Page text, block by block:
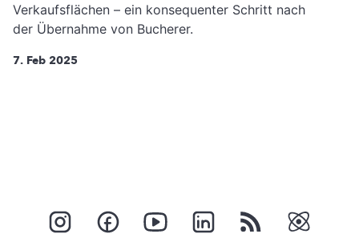
Verkaufsflächen – ein konsequenter Schritt nach
der Übernahme von Bucherer.
7. Feb 2025